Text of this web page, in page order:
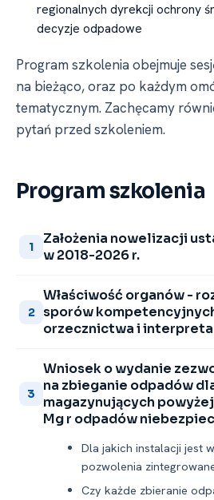
regionalnych dyrekcji ochrony
decyzje odpadowe
Program szkolenia obejmuje
na bieżąco, oraz po każdym
tematycznym. Zachęcamy
pytań przed szkoleniem.
Program szkolenia
1
Założenia nowelizacji
w 2018-2026 r.
2
Właściwość organów -⁠
sporów
orzecznictwa i
3
Wniosek o wydanie
na zbieganie odpadów
magazynujących
Mg r odpadów
Dla jakich instalacji jest
pozwolenia
Czy każde zbieranie